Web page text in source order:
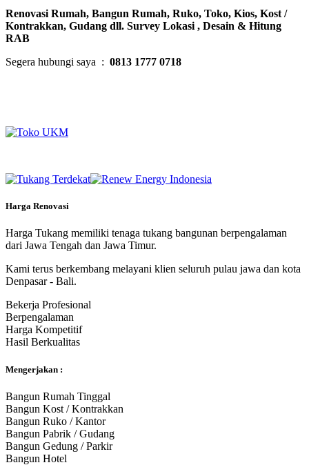
Renovasi Rumah, Bangun Rumah, Ruko, Toko, Kios, Kost /
Kontrakkan, Gudang dll. Survey Lokasi , Desain & Hitung
RAB
Segera hubungi saya : 0813 1777 0718
Harga Renovasi
Harga Tukang memiliki tenaga tukang bangunan berpengalaman
dari Jawa Tengah dan Jawa Timur.
Kami terus berkembang melayani klien seluruh pulau jawa dan kota
Denpasar - Bali.
Bekerja Profesional
Berpengalaman
Harga Kompetitif
Hasil Berkualitas
Mengerjakan :
Bangun Rumah Tinggal
Bangun Kost / Kontrakkan
Bangun Ruko / Kantor
Bangun Pabrik / Gudang
Bangun Gedung / Parkir
Bangun Hotel